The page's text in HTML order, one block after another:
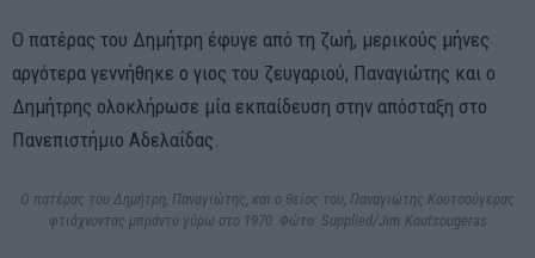
Ο πατέρας του Δημήτρη έφυγε από τη ζωή, μερικούς μήνες
αργότερα γεννήθηκε ο γιος του ζευγαριού, Παναγιώτης και ο
Δημήτρης ολοκλήρωσε μία εκπαίδευση στην απόσταξη στο
Πανεπιστήμιο Αδελαΐδας.
Ο πατέρας του Δημήτρη, Παναγιώτης, και ο θείος του, Παναγιώτης Κουτσούγερας
φτιάχνοντας μπράντυ γύρω στο 1970. Φώτο: Supplied/Jim Koutsougeras